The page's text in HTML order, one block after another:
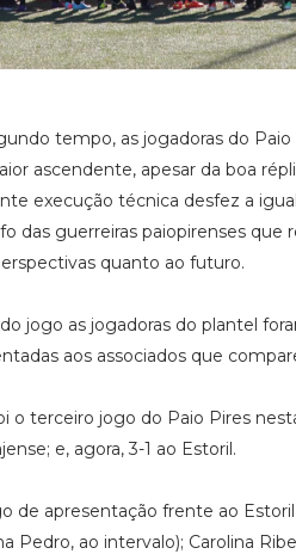
tempo, as jogadoras do
ascendente, apesar da boa
execução técnica desfez a
das guerreiras paiopirenses
quanto ao futuro.
jogo as jogadoras do plantel
aos associados que
o terceiro jogo do Paio Pires
e, agora, 3-1 ao Estoril.
de apresentação frente ao
Pedro, ao intervalo); Carolina